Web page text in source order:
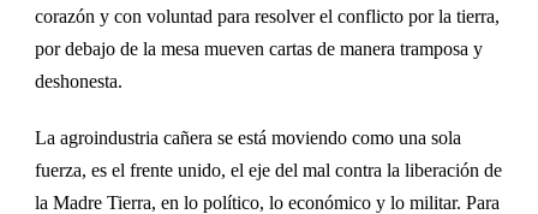
corazón y con voluntad para resolver el conflicto por la tierra,
por debajo de la mesa mueven cartas de manera tramposa y
deshonesta.
La agroindustria cañera se está moviendo como una sola
fuerza, es el frente unido, el eje del mal contra la liberación de
la Madre Tierra, en lo político, lo económico y lo militar. Para